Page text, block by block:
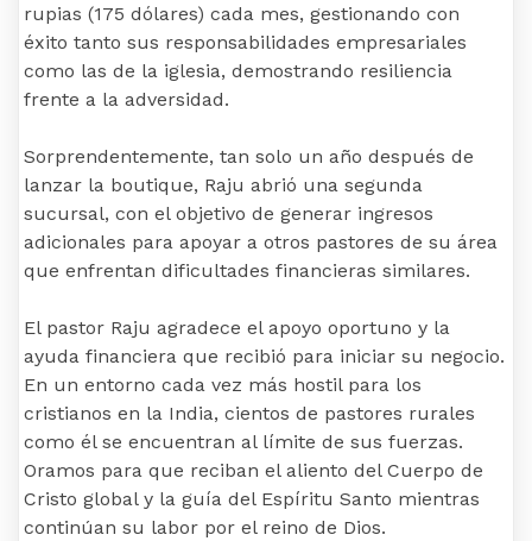
rupias (175 dólares) cada mes, gestionando con
éxito tanto sus responsabilidades empresariales
como las de la iglesia, demostrando resiliencia
frente a la adversidad.
Sorprendentemente, tan solo un año después de
lanzar la boutique, Raju abrió una segunda
sucursal, con el objetivo de generar ingresos
adicionales para apoyar a otros pastores de su área
que enfrentan dificultades financieras similares.
El pastor Raju agradece el apoyo oportuno y la
ayuda financiera que recibió para iniciar su negocio.
En un entorno cada vez más hostil para los
cristianos en la India, cientos de pastores rurales
como él se encuentran al límite de sus fuerzas.
Oramos para que reciban el aliento del Cuerpo de
Cristo global y la guía del Espíritu Santo mientras
continúan su labor por el reino de Dios.